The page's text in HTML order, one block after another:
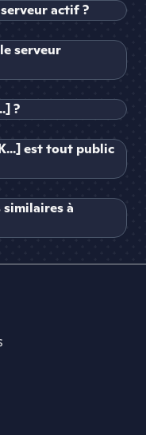
actif ?
serveur
?
est tout public
à